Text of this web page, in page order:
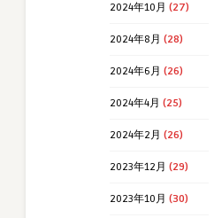
2024年10月 (27)
2024年8月 (28)
2024年6月 (26)
2024年4月 (25)
2024年2月 (26)
2023年12月 (29)
2023年10月 (30)